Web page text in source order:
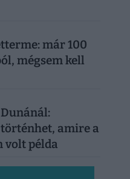
már 100
mégsem kell
amire a
volt példa